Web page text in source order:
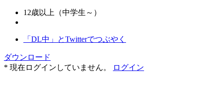
12歳以上（中学生～）
「DL中」とTwitterでつぶやく
ダウンロード
* 現在ログインしていません。
ログイン